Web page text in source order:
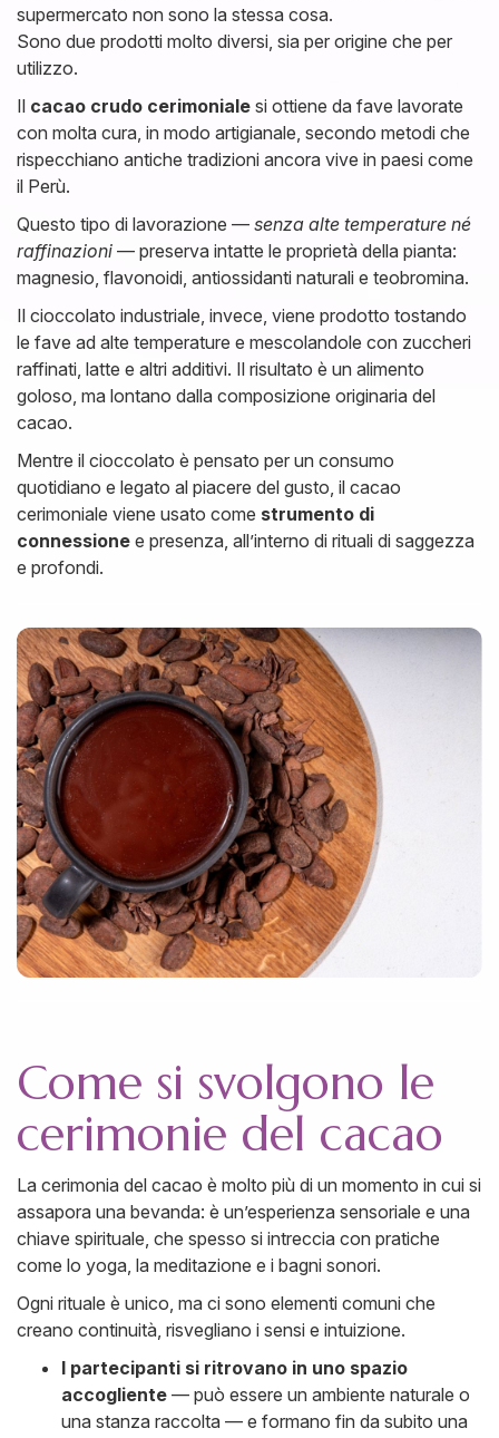
supermercato non sono la stessa cosa.
Sono due prodotti molto diversi, sia per origine che per
utilizzo.
Il cacao crudo cerimoniale si ottiene da fave lavorate
con molta cura, in modo artigianale, secondo metodi che
rispecchiano antiche tradizioni ancora vive in paesi come
il Perù.
Questo tipo di lavorazione — senza alte temperature né
raffinazioni — preserva intatte le proprietà della pianta:
magnesio, flavonoidi, antiossidanti naturali e teobromina.
Il cioccolato industriale, invece, viene prodotto tostando
le fave ad alte temperature e mescolandole con zuccheri
raffinati, latte e altri additivi. Il risultato è un alimento
goloso, ma lontano dalla composizione originaria del
cacao.
Mentre il cioccolato è pensato per un consumo
quotidiano e legato al piacere del gusto, il cacao
cerimoniale viene usato come strumento di
connessione e presenza, all’interno di rituali di saggezza
e profondi.
Come si svolgono le
cerimonie del cacao
La cerimonia del cacao è molto più di un momento in cui si
assapora una bevanda: è un’esperienza sensoriale e una
chiave spirituale, che spesso si intreccia con pratiche
come lo yoga, la meditazione e i bagni sonori.
Ogni rituale è unico, ma ci sono elementi comuni che
creano continuità, risvegliano i sensi e intuizione.
I partecipanti si ritrovano in uno spazio
accogliente — può essere un ambiente naturale o
una stanza raccolta — e formano fin da subito una